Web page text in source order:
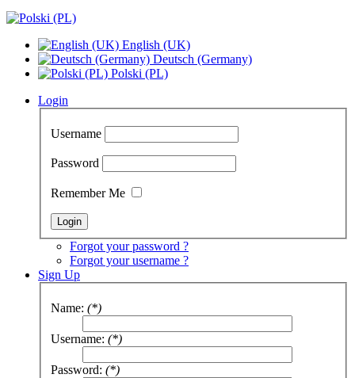
English (UK)
Deutsch (Germany)
Polski (PL)
Login
Username
Password
Remember Me
Forgot your password ?
Forgot your username ?
Sign Up
Name: (*)
Username: (*)
Password: (*)